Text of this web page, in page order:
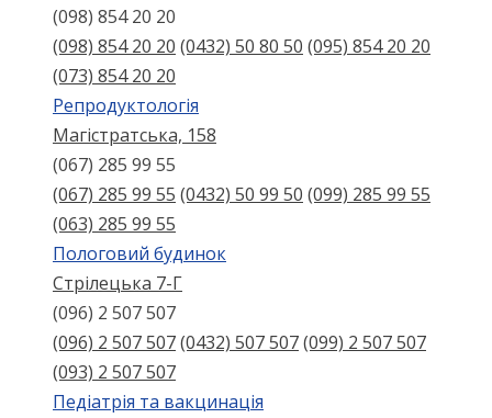
(098) 854 20 20
(098) 854 20 20 (0432) 50 80 50 (095) 854 20 20
(073) 854 20 20
Репродуктологія
Магістратська, 158
(067) 285 99 55
(067) 285 99 55 (0432) 50 99 50 (099) 285 99 55
(063) 285 99 55
Пологовий будинок
Стрілецька 7-Г
(096) 2 507 507
(096) 2 507 507(0432) 507 507(099) 2 507 507
(093) 2 507 507
Педіатрія та вакцинація